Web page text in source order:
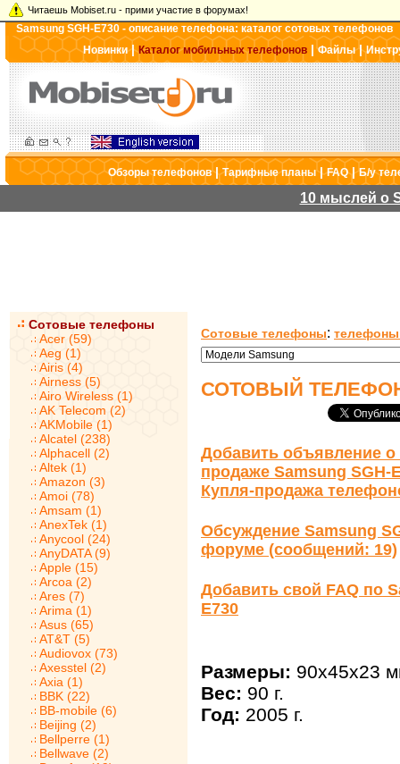
Читаешь Mobiset.ru - прими участие в форумах!
Samsung SGH-E730 - описание телефона: каталог сотовых телефонов
Новинки|Каталог мобильных телефонов |Файлы|
Обзоры телефонов|Тарифные планы|FAQ|Б/у
10 мыслей о
Сотовые телефоны
Acer (59)
Aeg (1)
Airis (4)
Airness (5)
Airo Wireless (1)
AK Telecom (2)
AKMobile (1)
Alcatel (238)
Alphacell (2)
Altek (1)
Amazon (3)
Amoi (78)
Amsam (1)
AnexTek (1)
Anycool (24)
AnyDATA (9)
Apple (15)
Arcoa (2)
Ares (7)
Arima (1)
Asus (65)
AT&T (5)
Audiovox (73)
Axesstel (2)
Axia (1)
BBK (22)
BB-mobile (6)
Beijing (2)
Bellperre (1)
Bellwave (2)
Сотовые телефоны:
СОТОВЫЙ ТЕЛЕФОН
Добавить объявление о
продаже Samsung SGH-
Купля-продажа
Обсуждение Samsung
форуме (сообщений: 19)
Добавить свой FAQ по
E730
Размеры: 90x45x23
Вес: 90 г.
Год: 2005 г.